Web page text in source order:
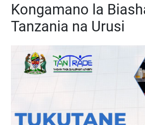
Kongamano la
Tanzania na Urusi